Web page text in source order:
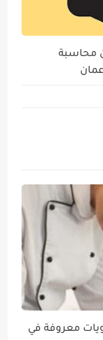
٤ وموظفين محاسبة
معروفة في